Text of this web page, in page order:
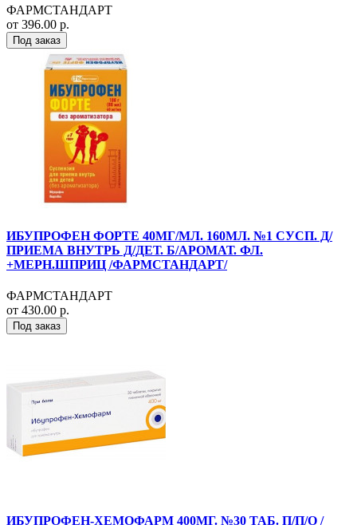
ФАРМСТАНДАРТ
от 396.00 р.
Под заказ
ИБУПРОФЕН ФОРТЕ 40МГ/МЛ. 160МЛ. №1 СУСП. Д/
ПРИЕМА ВНУТРЬ Д/ДЕТ. Б/АРОМАТ. ФЛ.
+МЕРН.ШПРИЦ /ФАРМСТАНДАРТ/
ФАРМСТАНДАРТ
от 430.00 р.
Под заказ
ИБУПРОФЕН-ХЕМОФАРМ 400МГ. №30 ТАБ. П/П/О /